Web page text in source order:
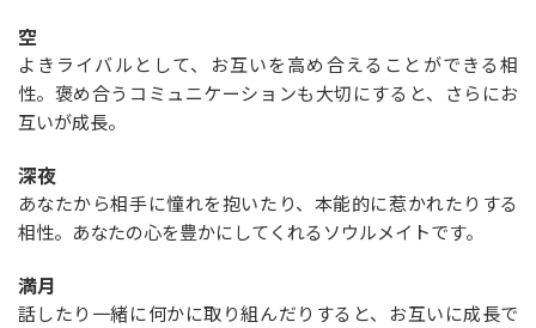
空
よきライバルとして、お互いを高め合えることができる相
性。褒め合うコミュニケーションも大切にすると、さらにお
互いが成長。
深夜
あなたから相手に憧れを抱いたり、本能的に惹かれたりする
相性。あなたの心を豊かにしてくれるソウルメイトです。
満月
話したり一緒に何かに取り組んだりすると、お互いに成長で